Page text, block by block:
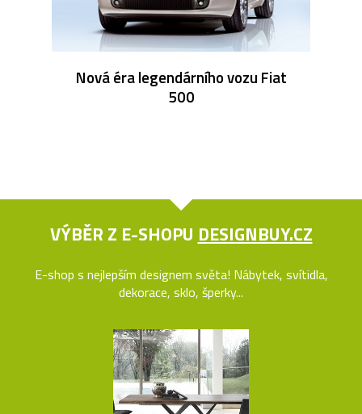
Nová éra legendárního vozu Fiat
500
VÝBĚR Z E-SHOPU DESIGNBUY.CZ
E-shop s nejlepším designem světa! Nábytek, svítidla,
dekorace, sklo, šperky...